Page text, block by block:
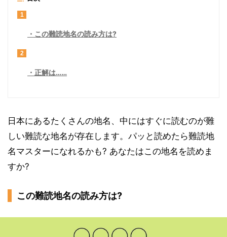
1
この難読地名の読み方は?
2
正解は……
日本にあるたくさんの地名、中にはすぐに読むのが難
しい難読な地名が存在します。パッと読めたら難読地
名マスターになれるかも? あなたはこの地名を読めま
すか?
この難読地名の読み方は?